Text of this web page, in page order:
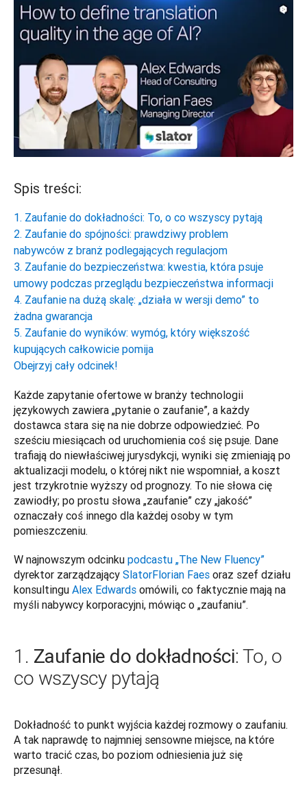
Spis treści:
1. Zaufanie do dokładności: To, o co wszyscy pytają
2. Zaufanie do spójności: prawdziwy problem
nabywców z branż podlegających regulacjom
3. Zaufanie do bezpieczeństwa: kwestia, która psuje
umowy podczas przeglądu bezpieczeństwa informacji
4. Zaufanie na dużą skalę: „działa w wersji demo” to
żadna gwarancja
5. Zaufanie do wyników: wymóg, który większość
kupujących całkowicie pomija
Obejrzyj cały odcinek!
Każde zapytanie ofertowe w branży technologii
językowych zawiera „pytanie o zaufanie”, a każdy
dostawca stara się na nie dobrze odpowiedzieć. Po
sześciu miesiącach od uruchomienia coś się psuje. Dane
trafiają do niewłaściwej jurysdykcji, wyniki się zmieniają po
aktualizacji modelu, o której nikt nie wspomniał, a koszt
jest trzykrotnie wyższy od prognozy. To nie słowa cię
zawiodły; po prostu słowa „zaufanie” czy „jakość”
oznaczały coś innego dla każdej osoby w tym
pomieszczeniu.
W najnowszym odcinku podcastu „The New Fluency”
dyrektor zarządzający SlatorFlorian Faes oraz szef działu
konsultingu Alex Edwards omówili, co faktycznie mają na
myśli nabywcy korporacyjni, mówiąc o „zaufaniu”.
1. Zaufanie do dokładności: To, o
co wszyscy pytają
Dokładność to punkt wyjścia każdej rozmowy o zaufaniu.
A tak naprawdę to najmniej sensowne miejsce, na które
warto tracić czas, bo poziom odniesienia już się
przesunął.